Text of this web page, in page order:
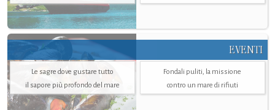
EVENTI
Le sagre dove gustare tutto
il sapore più profondo del mare
Fondali puliti, la missione
contro un mare di rifiuti